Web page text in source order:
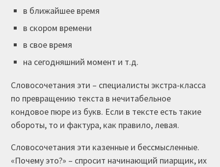
в ближайшее время
в скором времени
в свое время
на сегодняшний момент и т.д.
Словосочетания эти – специалисты экстра-класса
по превращению текста в нечитабельное
кондовое пюре из букв. Если в тексте есть такие
обороты, то и фактура, как правило, левая.
Словосочетания эти казенные и бессмысленные.
«Почему это?» – спросит начинающий пиарщик, их